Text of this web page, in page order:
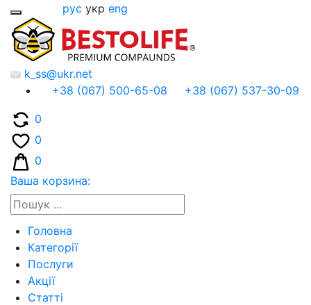
рус укр eng
k_ss@ukr.net
+38 (067) 500-65-08
+38 (067) 537-30-09
0
0
0
Ваша корзина:
Головна
Категорії
Послуги
Акції
Статті